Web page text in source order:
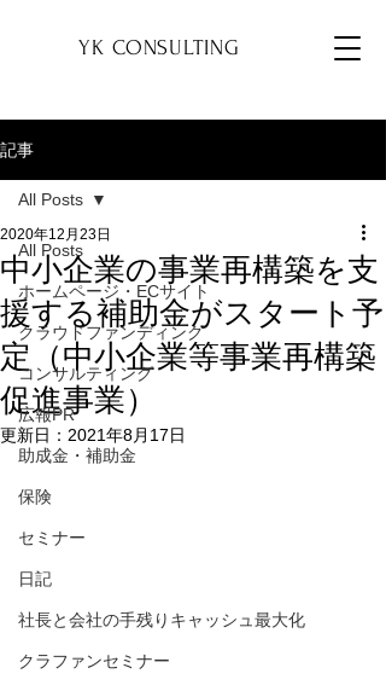
YK CONSULTING
記事
All Posts
ホームページ・ECサイト
クラウドファンディング
コンサルティング
広報PR
助成金・補助金
保険
セミナー
日記
社長と会社の手残りキャッシュ最大化
クラファンセミナー
All Posts
中小企業の事業再構築を支
援する補助金がスタート予
定（中小企業等事業再構築
促進事業）
2020年12月23日
更新日： 2021年8月17日